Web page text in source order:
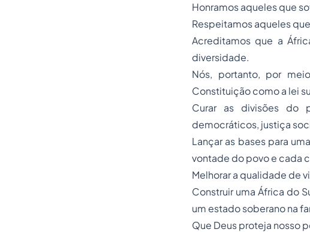
Honramos aqueles que
Respeitamos aqueles
Acreditamos que a
diversidade.
Nós, portanto, por
Constituição como a lei
Curar as divisões do
democráticos, justiça
Lançar as bases para
vontade do povo e cada
Melhorar a qualidade de
Construir uma África do
um estado soberano na
Que Deus proteja nosso